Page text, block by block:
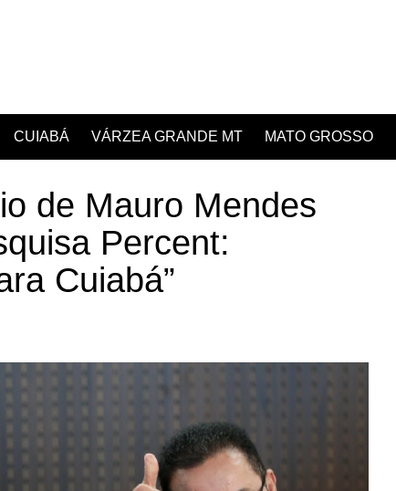
CUIABÁ VÁRZEA GRANDE MT MATO GROSSO
de Mauro Mendes
Percent:
Cuiabá”